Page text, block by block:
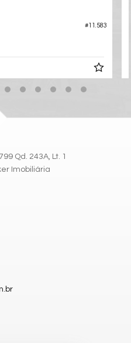
#11.583
Qd. 243A, Lt. 1
Imobiliária